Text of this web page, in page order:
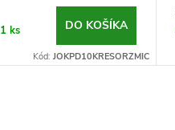
1 ks DO KOŠÍKA
Kód: JOKPD10KRESORZMIC